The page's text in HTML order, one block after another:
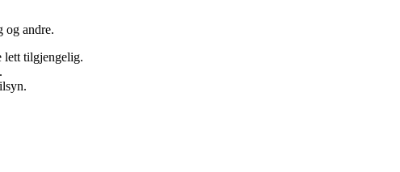
og andre.
lett tilgjengelig.